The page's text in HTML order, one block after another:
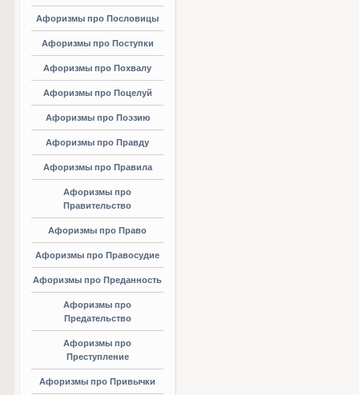
Афоризмы про Пословицы
Афоризмы про Поступки
Афоризмы про Похвалу
Афоризмы про Поцелуй
Афоризмы про Поэзию
Афоризмы про Правду
Афоризмы про Правила
Афоризмы про
Правительство
Афоризмы про Право
Афоризмы про Правосудие
Афоризмы про Преданность
Афоризмы про
Предательство
Афоризмы про
Преступление
Афоризмы про Привычки